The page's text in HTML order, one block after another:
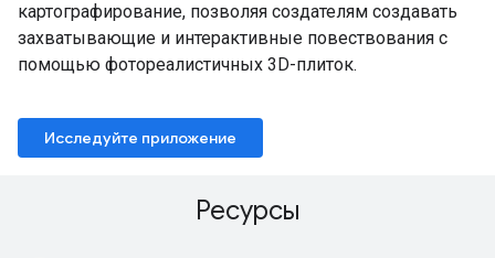
картографирование, позволяя создателям создавать
захватывающие и интерактивные повествования с
помощью фотореалистичных 3D-плиток.
Исследуйте приложение
Ресурсы